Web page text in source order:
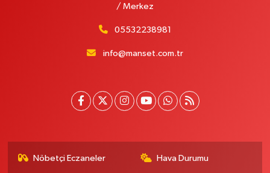
/ Merkez
05532238981
info@manset.com.tr
Nöbetçi Eczaneler Hava Durumu